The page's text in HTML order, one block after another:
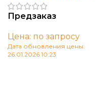
Предзаказ
Цена: по запросу
Дата обновления цены:
26.01.2026 10:23